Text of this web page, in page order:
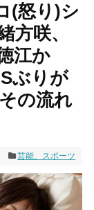
(怒り)シ
方咲、
江か
ぶりが
の流れ
芸能、スポーツ